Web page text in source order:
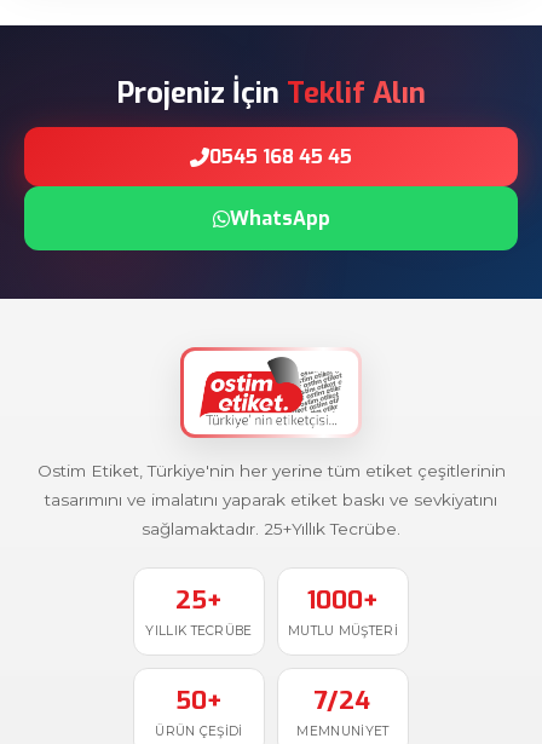
Projeniz İçin Teklif Alın
0545 168 45 45
WhatsApp
Ostim Etiket, Türkiye'nin her yerine tüm etiket çeşitlerinin
tasarımını ve imalatını yaparak etiket baskı ve sevkiyatını
sağlamaktadır. 25+Yıllık Tecrübe.
25+
YILLIK TECRÜBE
1000+
MUTLU MÜŞTERI
50+
ÜRÜN ÇEŞIDI
7/24
MEMNUNIYET